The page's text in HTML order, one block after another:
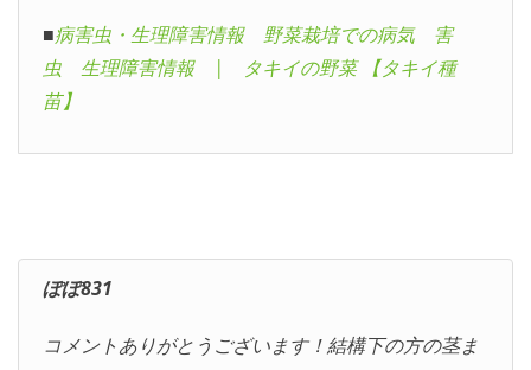
■病害虫・生理障害情報 野菜栽培での病気 害
虫 生理障害情報 | タキイの野菜 【タキイ種
苗】
ぽぽ831
コメントありがとうございます！結構下の方の茎ま